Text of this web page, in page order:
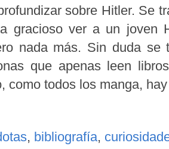
sobre Hitler. Se
gracioso ver a un joven
nada más. Sin duda
que apenas leen
como todos los manga,
, bibliografía,